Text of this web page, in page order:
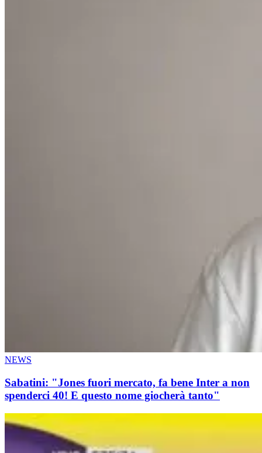
NEWS
Sabatini: "Jones fuori mercato, fa bene Inter a non
spenderci 40! E questo nome giocherà tanto"